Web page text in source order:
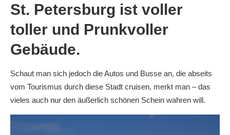
St. Petersburg ist voller
toller und Prunkvoller
Gebäude.
Schaut man sich jedoch die Autos und Busse an, die abseits
vom Tourismus durch diese Stadt cruisen, merkt man – das
vieles auch nur den äußerlich schönen Schein wahren will.